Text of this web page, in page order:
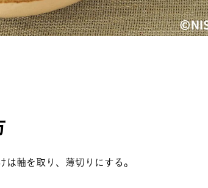
は軸を取り、薄切りにする。